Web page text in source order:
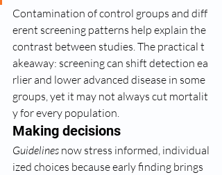
Contamination of control groups and diff
erent screening patterns help explain the
contrast between studies. The practical t
akeaway: screening can shift detection ea
rlier and lower advanced disease in some
groups, yet it may not always cut mortalit
y for every population.
Making decisions
Guidelines now stress informed, individual
ized choices because early finding brings